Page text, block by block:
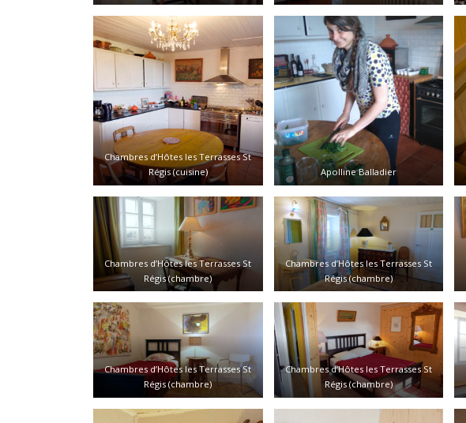
Chambres d’Hôtes les Terrasses St
Régis (cuisine)
Apolline Balladier
Chambres d’Hôtes les Terrasses St
Régis (chambre)
Chambres d’Hôtes les Terrasses St
Régis (chambre)
Chambres d’Hôtes les Terrasses St
Régis (chambre)
Chambres d’Hôtes les Terrasses St
Régis (chambre)